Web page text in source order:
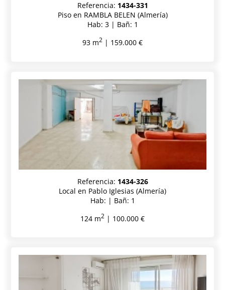
Referencia: 1434-331
Piso en RAMBLA BELEN (Almería)
Hab: 3 | Bañ: 1
93 m2 | 159.000 €
Referencia: 1434-326
Local en Pablo Iglesias (Almería)
Hab: | Bañ: 1
124 m2 | 100.000 €